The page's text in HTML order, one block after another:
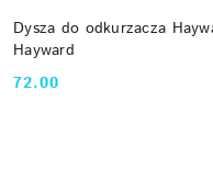
Dysza do odkurzacza
Hayward
Cena:
72.00